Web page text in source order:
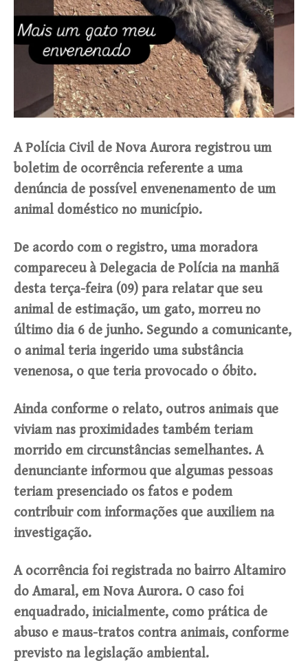
A Polícia Civil de Nova Aurora registrou um
boletim de ocorrência referente a uma
denúncia de possível envenenamento de um
animal doméstico no município.
De acordo com o registro, uma moradora
compareceu à Delegacia de Polícia na manhã
desta terça-feira (09) para relatar que seu
animal de estimação, um gato, morreu no
último dia 6 de junho. Segundo a comunicante,
o animal teria ingerido uma substância
venenosa, o que teria provocado o óbito.
Ainda conforme o relato, outros animais que
viviam nas proximidades também teriam
morrido em circunstâncias semelhantes. A
denunciante informou que algumas pessoas
teriam presenciado os fatos e podem
contribuir com informações que auxiliem na
investigação.
A ocorrência foi registrada no bairro Altamiro
do Amaral, em Nova Aurora. O caso foi
enquadrado, inicialmente, como prática de
abuso e maus-tratos contra animais, conforme
previsto na legislação ambiental.